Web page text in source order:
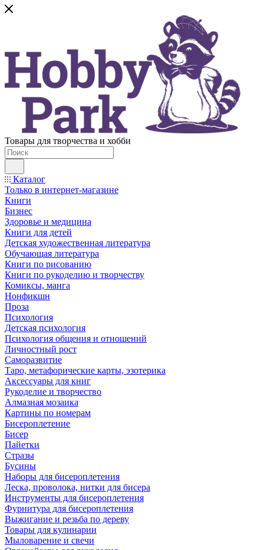
Товары для творчества и хобби
Каталог
Только в интернет-магазине
Книги
Бизнес
Здоровье и медицина
Книги для детей
Детская художественная литература
Обучающая литература
Книги по рисованию
Книги по рукоделию и творчеству
Комиксы, манга
Нонфикшн
Проза
Психология
Детская психология
Психология общения и отношений
Личностный рост
Саморазвитие
Таро, метафорические карты, эзотерика
Аксессуары для книг
Рукоделие и творчество
Алмазная мозаика
Картины по номерам
Бисероплетение
Бисер
Пайетки
Стразы
Бусины
Наборы для бисероплетения
Леска, проволока, нитки для бисера
Инструменты для бисероплетения
Фурнитура для бисероплетения
Выжигание и резьба по дереву
Товары для кулинарии
Мыловарение и свечи